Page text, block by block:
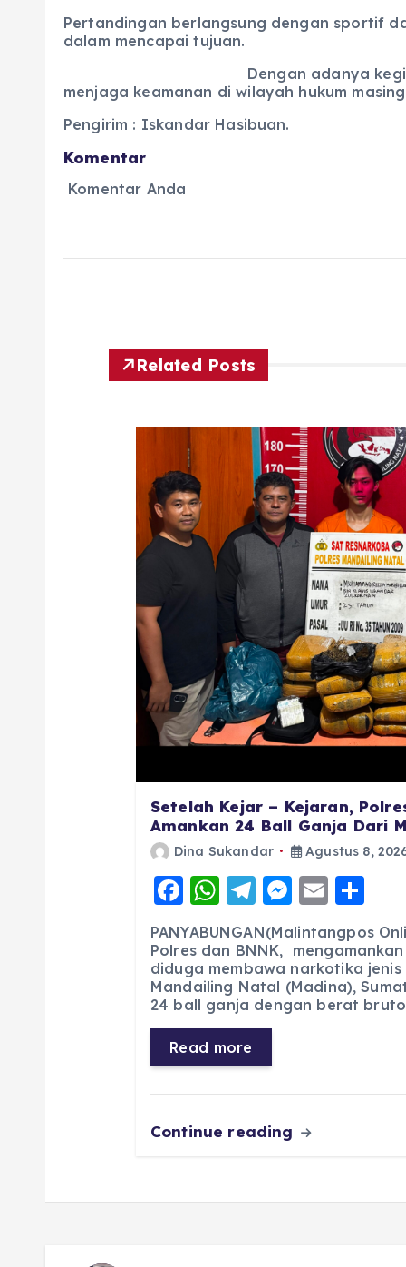
Pertandingan berlangsung dengan sportif
dalam mencapai tujuan.
Dengan adanya
menjaga keamanan di wilayah hukum
Pengirim : Iskandar Hasibuan.
Komentar
Komentar Anda
Related Posts
Setelah Kejar – Kejaran,
Amankan 24 Ball Ganja Dari
Dina Sukandar Agustus 8,
F
a
c
e
b
o
o
k
W
h
a
ts
A
p
p
T
el
e
g
r
a
m
M
e
ss
e
n
E
m
ai
l
h
a
re
PANYABUNGAN(Malintangpos
Polres dan BNNK,
diduga membawa narkotika
Mandailing Natal (Madina),
24 ball ganja dengan berat
Read more
Continue reading